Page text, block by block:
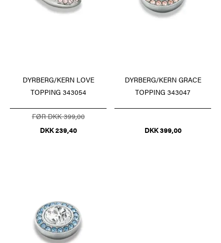
DYRBERG/KERN LOVE
TOPPING 343054
FØR DKK 399,00
DKK 239,40
DYRBERG/KERN GRACE
TOPPING 343047
DKK 399,00